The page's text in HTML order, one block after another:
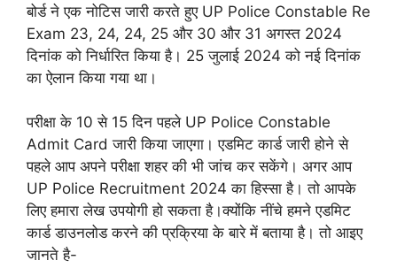
बोर्ड ने एक नोटिस जारी करते हुए UP Police Constable Re
Exam 23, 24, 24, 25 और 30 और 31 अगस्त 2024
दिनांक को निर्धारित किया है। 25 जुलाई 2024 को नई दिनांक
का ऐलान किया गया था।
परीक्षा के 10 से 15 दिन पहले UP Police Constable
Admit Card जारी किया जाएगा। एडमिट कार्ड जारी होने से
पहले आप अपने परीक्षा शहर की भी जांच कर सकेंगे। अगर आप
UP Police Recruitment 2024 का हिस्सा है। तो आपके
लिए हमारा लेख उपयोगी हो सकता है।क्योंकि नींचे हमने एडमिट
कार्ड डाउनलोड करने की प्रक्रिया के बारे में बताया है। तो आइए
जानते है-